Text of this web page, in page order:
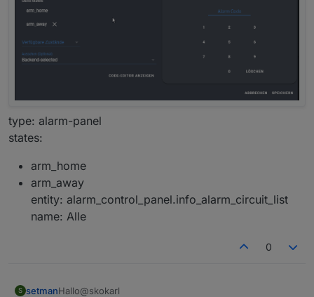
type: alarm-panel
states:
arm_home
arm_away
entity: alarm_control_panel.info_alarm_circuit_list
name: Alle
0
S setmanHallo@skokarl